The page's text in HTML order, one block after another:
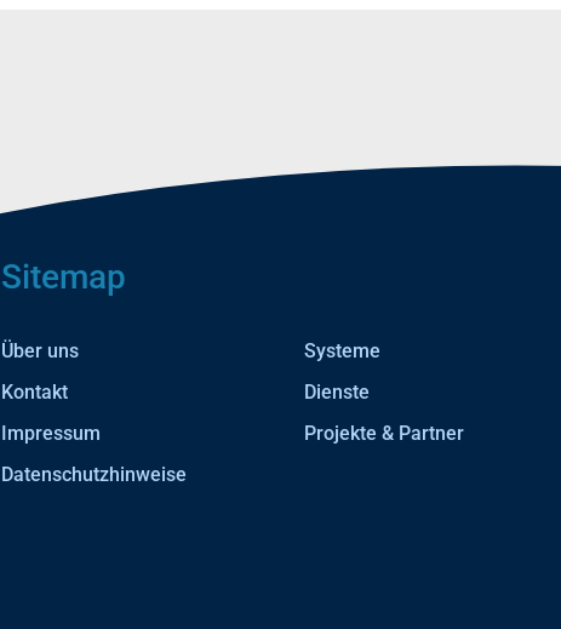
Sitemap
Über uns Systeme
Kontakt
Dienste
Impressum
Projekte & Partner
Datenschutzhinweise